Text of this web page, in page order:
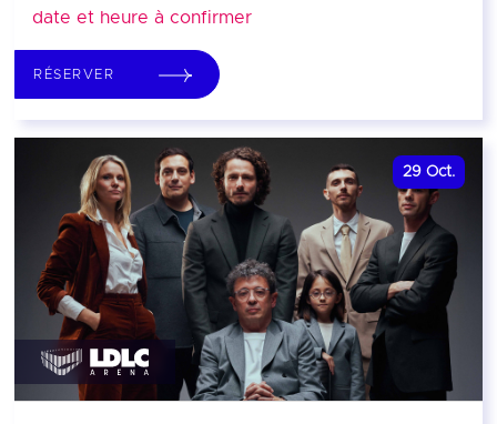
date et heure à confirmer
RÉSERVER
29 Oct.